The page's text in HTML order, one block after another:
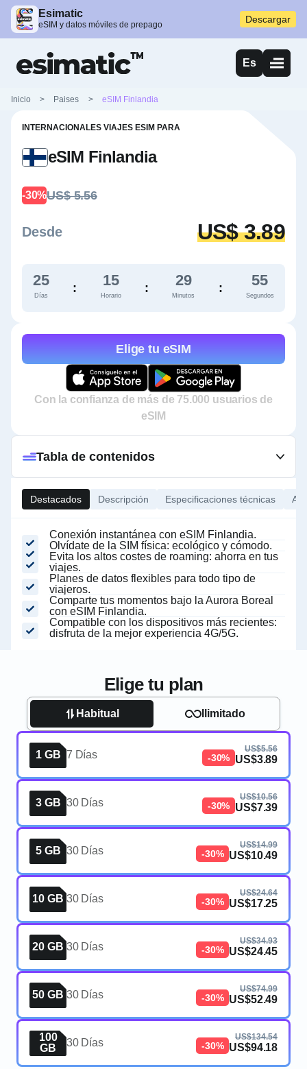
Esimatic
eSIM y datos móviles de prepago Descargar
Es
Inicio > Paises > eSIM Finlandia
INTERNACIONALES VIAJES ESIM PARA
eSIM Finlandia
-30%US$ 5.56
Desde US$ 3.89
25
Días
: 15
Horario
: 29
Minutos
: 54
Segundos
Elige tu eSIM
Con la confianza de más de 75.000 usuarios de
eSIM
Destacados Descripción Especificaciones técnicas
Conexión instantánea con eSIM Finlandia.
Olvídate de la SIM física: ecológico y cómodo.
Evita los altos costes de roaming: ahorra en tus
viajes.
Planes de datos flexibles para todo tipo de
viajeros.
Comparte tus momentos bajo la Aurora Boreal
con eSIM Finlandia.
Compatible con los dispositivos más recientes:
disfruta de la mejor experiencia 4G/5G.
Tabla de contenidos
Elige tu plan
Habitual Ilimitado
1 GB 7 Días -30%
US$5.56
US$3.89
3 GB 30 Días -30%
US$10.56
US$7.39
5 GB 30 Días -30%
US$14.99
US$10.49
10 GB 30 Días -30%
US$24.64
US$17.25
20 GB 30 Días -30%
US$34.93
US$24.45
50 GB 30 Días -30%
US$74.99
US$52.49
100
GB
30 Días -30%
US$134.54
US$94.18